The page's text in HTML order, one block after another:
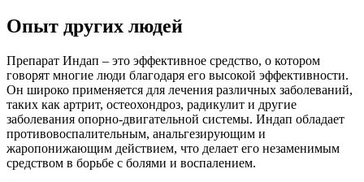
Опыт других людей
Препарат Индап – это эффективное средство, о котором
говорят многие люди благодаря его высокой эффективности.
Он широко применяется для лечения различных заболеваний,
таких как артрит, остеохондроз, радикулит и другие
заболевания опорно-двигательной системы. Индап обладает
противовоспалительным, анальгезирующим и
жаропонижающим действием, что делает его незаменимым
средством в борьбе с болями и воспалением.